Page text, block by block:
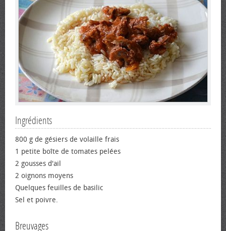
Ingrédients
800 g de gésiers de volaille frais
1 petite boîte de tomates pelées
2 gousses d'ail
2 oignons moyens
Quelques feuilles de basilic
Sel et poivre.
Breuvages